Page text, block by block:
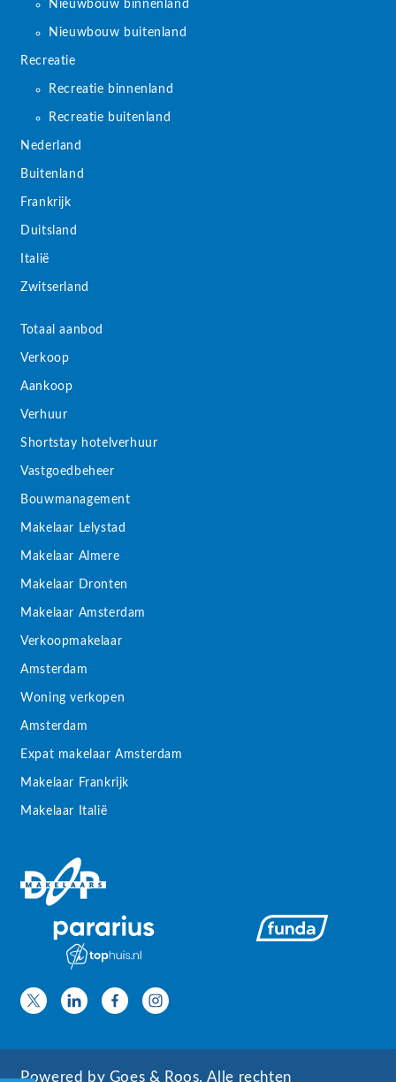
Nieuwbouw binnenland
Nieuwbouw buitenland
Recreatie
Recreatie binnenland
Recreatie buitenland
Nederland
Buitenland
Frankrijk
Duitsland
Italië
Zwitserland
Totaal aanbod
Verkoop
Aankoop
Verhuur
Shortstay hotelverhuur
Vastgoedbeheer
Bouwmanagement
Makelaar Lelystad
Makelaar Almere
Makelaar Dronten
Makelaar Amsterdam
Verkoopmakelaar
Amsterdam
Woning verkopen
Amsterdam
Expat makelaar Amsterdam
Makelaar Frankrijk
Makelaar Italië
Powered by Goes & Roos. Alle rechten